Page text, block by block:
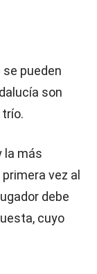
pueden
son
la más
vez al
debe
cuyo